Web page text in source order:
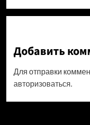
Добавить
Для отправки
авторизоваться.